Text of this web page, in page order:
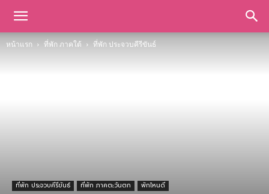
หน้าแรก ที่พัก ภาคใต้ ที่พัก ประจวบคีรีขันธ์
ที่พัก ประจวบคีรีขันธ์ ที่พัก ภาคตะวันตก พักไหนดี